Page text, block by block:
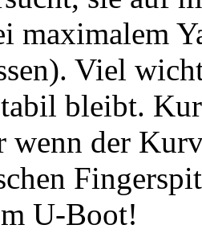
maximalem
Viel
bleibt.
wenn der
U-Boot!